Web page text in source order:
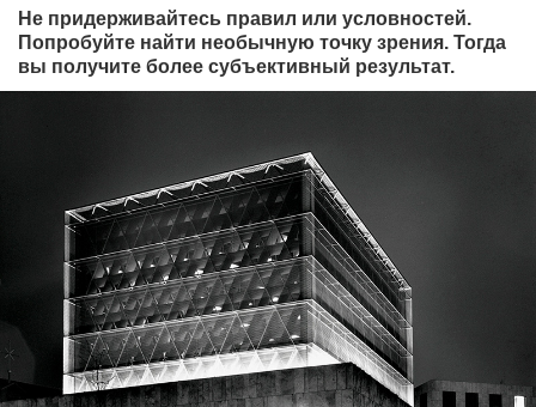
Не придерживайтесь правил или условностей.
Попробуйте найти необычную точку зрения. Тогда
вы получите более субъективный результат.